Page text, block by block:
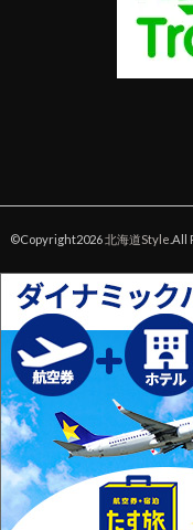
©Copyright2026北海道Style .All